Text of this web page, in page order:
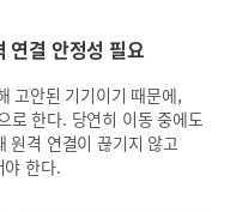
결 안정성 필요
고안된 기기이기 때문에,
한다. 당연히 이동 중에도
원격 연결이 끊기지 않고
야 한다.